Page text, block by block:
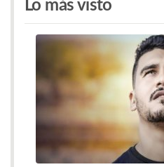
Lo más visto